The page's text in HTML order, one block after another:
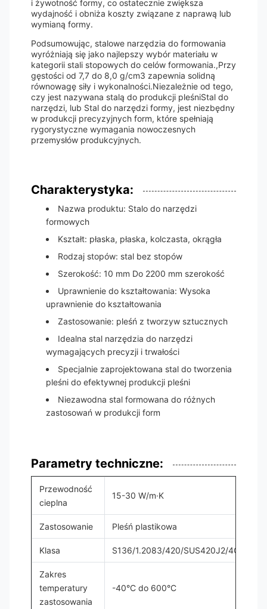
i żywotność formy, co ostatecznie zwiększa
wydajność i obniża koszty związane z naprawą lub
wymianą formy.
Podsumowując, stalowe narzędzia do formowania
wyróżniają się jako najlepszy wybór materiału w
kategorii stali stopowych do celów formowania.,Przy
gęstości od 7,7 do 8,0 g/cm3 zapewnia solidną
równowagę siły i wykonalności.Niezależnie od tego,
czy jest nazywana stalą do produkcji pleśniStal do
narzędzi, lub Stal do narzędzi formy, jest niezbędny
w produkcji precyzyjnych form, które spełniają
rygorystyczne wymagania nowoczesnych
przemysłów produkcyjnych.
Charakterystyka:
Nazwa produktu: Stalo do narzędzi
formowych
Kształt: płaska, płaska, kolczasta, okrągła
Rodzaj stopów: stal bez stopów
Szerokość: 10 mm Do 2200 mm szerokość
Uprawnienie do kształtowania: Wysoka
uprawnienie do kształtowania
Zastosowanie: pleśń z tworzyw sztucznych
Idealna stal narzędzia do narzędzi
wymagających precyzji i trwałości
Specjalnie zaprojektowana stal do tworzenia
pleśni do efektywnej produkcji pleśni
Niezawodna stal formowana do różnych
zastosowań w produkcji form
Parametry techniczne:
Przewodność
cieplna
15-30 W/m·K
Zastosowanie Pleśń plastikowa
Klasa S136/1.2083/420/SUS420J2/4CR13/
Zakres
temperatury
zastosowania
-40°C do 600°C